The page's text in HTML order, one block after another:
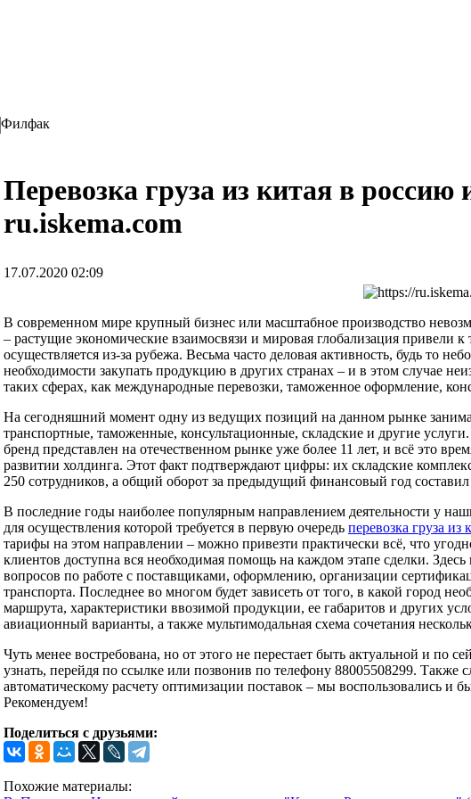
Филфак
Перевозка груза из китая в
ru.iskema.com
17.07.2020 02:09
В современном мире крупный бизнес или масштабное производство
– растущие экономические взаимосвязи и мировая глобализация привели
осуществляется из-за рубежа. Весьма часто деловая активность, будь то
необходимости закупать продукцию в других странах – и в этом случае
таких сферах, как международные перевозки, таможенное оформление,
На сегодняшний момент одну из ведущих позиций на данном рынке
транспортные, таможенные, консультационные, складские и другие
бренд представлен на отечественном рынке уже более 11 лет, и всё это
развитии холдинга. Этот факт подтверждают цифры: их складские
250 сотрудников, а общий оборот за предыдущий финансовый год
В последние годы наиболее популярным направлением деятельности у
для осуществления которой требуется в первую очередь перевозка груза из
тарифы на этом направлении – можно привезти практически всё, что
клиентов доступна вся необходимая помощь на каждом этапе сделки.
вопросов по работе с поставщиками, оформлению, организации
транспорта. Последнее во многом будет зависеть от того, в какой город
маршрута, характеристики ввозимой продукции, ее габаритов и других
авиационный варианты, а также мультимодальная схема сочетания
Чуть менее востребована, но от этого не перестает быть актуальной и по
узнать, перейдя по ссылке или позвонив по телефону 88005508299. Также
автоматическому расчету оптимизации поставок – мы воспользовались и
Рекомендуем!
Поделиться с друзьями:
Похожие материалы: